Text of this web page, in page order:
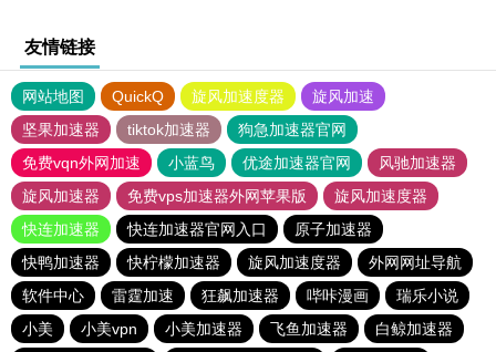
友情链接
网站地图 QuickQ 旋风加速度器
旋风加速
坚果加速器
tiktok加速器
狗急加速器官网
免费vqn外网加速
小蓝鸟 优途加速器官网
风驰加速器
旋风加速器
免费vps加速器外网苹果版
旋风加速度器
快连加速器
快连加速器官网入口
原子加速器
快鸭加速器
快柠檬加速器 旋风加速度器
外网网址导航
软件中心
雷霆加速 狂飙加速器 哔咔漫画
瑞乐小说
小美
小美vpn 小美加速器 飞鱼加速器
白鲸加速器